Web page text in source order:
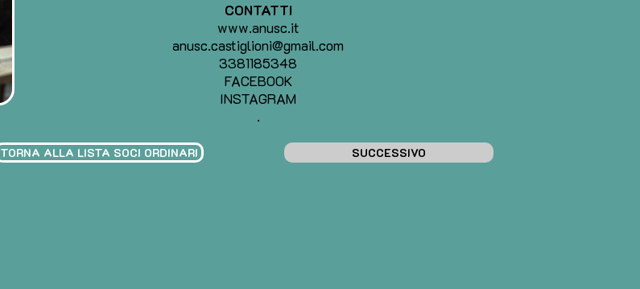
CONTATTI
www.anusc.it
anusc.castiglioni@gmail.com
3381185348
FACEBOOK
INSTAGRAM
.
TORNA ALLA LISTA SOCI ORDINARI SUCCESSIVO